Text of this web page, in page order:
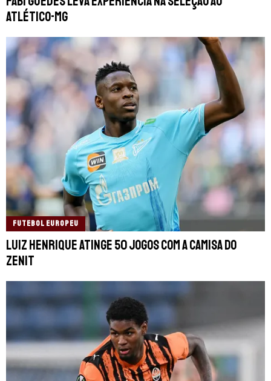
Atlético-MG
FUTEBOL EUROPEU
Luiz Henrique atinge 50 jogos com a camisa do
Zenit